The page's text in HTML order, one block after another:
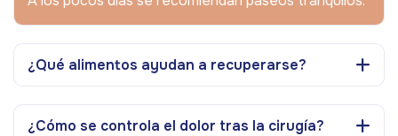
¿Qué alimentos ayudan a recuperarse?
¿Cómo se controla el dolor tras la cirugía?